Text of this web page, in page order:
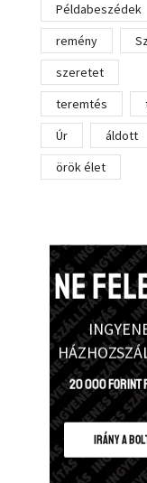
Példabeszédek
remény
szeretet
teremtés
Úr
áldott
örök élet
NE
20 000
IRÁNY A